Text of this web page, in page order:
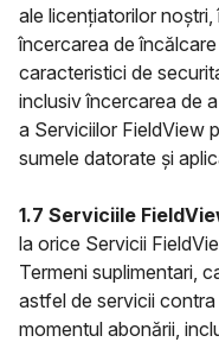
ale licențiatorilor
încercarea de
caracteristici de
inclusiv încercarea de
a Serviciilor FieldView
sumele datorate și
1.7 Serviciile
la orice Servicii
Termeni suplimentari,
astfel de servicii
momentul abonării,